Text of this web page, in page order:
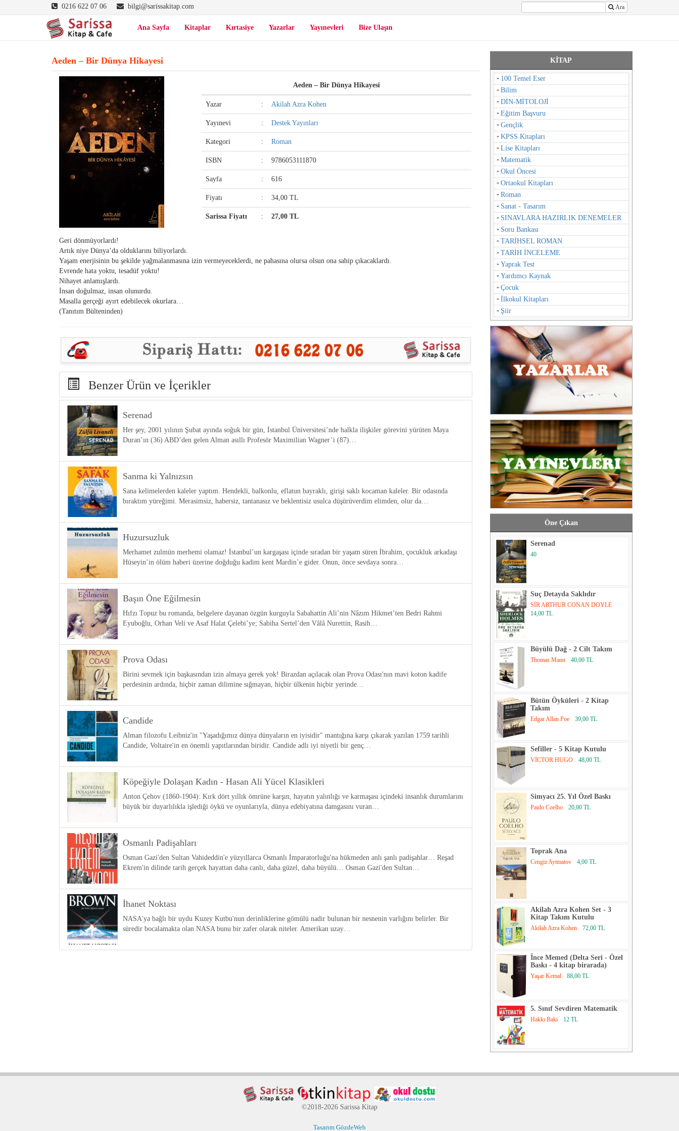
0216 622 07 06 bilgi@sarissakitap.com Ara
Ana Sayfa Kitaplar Kırtasiye Yazarlar Yayınevleri Bize Ulaşın
Aeden – Bir Dünya Hikayesi
Aeden – Bir Dünya Hikayesi
Yazar : Akilah Azra Kohen
Yayınevi : Destek Yayınları
Kategori : Roman
ISBN : 9786053111870
Sayfa : 616
Fiyatı : 34,00 TL
Sarissa Fiyatı : 27,00 TL
Geri dönmüyorlardı!
Artık niye Dünya’da olduklarını biliyorlardı.
Yaşam enerjisinin bu şekilde yağmalanmasına izin vermeyeceklerdi, ne pahasına olursa olsun ona sahip çıkacaklardı.
Evrende hata yoktu, tesadüf yoktu!
Nihayet anlamışlardı.
İnsan doğulmaz, insan olunurdu.
Masalla gerçeği ayırt edebilecek okurlara…
(Tanıtım Bülteninden)
Benzer Ürün ve İçerikler
Serenad
Her şey, 2001 yılının Şubat ayında soğuk bir gün, İstanbul Üniversitesi’nde halkla ilişkiler görevini yürüten Maya
Duran’ın (36) ABD’den gelen Alman asıllı Profesör Maximilian Wagner’i (87)…
Sanma ki Yalnızsın
Sana kelimelerden kaleler yaptım. Hendekli, balkonlu, eflatun bayraklı, girişi saklı kocaman kaleler. Bir odasında
bıraktım yüreğimi. Merasimsiz, habersiz, tantanasız ve beklentisiz usulca düşürüverdim elimden, olur da…
Huzursuzluk
Merhamet zulmün merhemi olamaz! İstanbul’un kargaşası içinde sıradan bir yaşam süren İbrahim, çocukluk arkadaşı
Hüseyin’in ölüm haberi üzerine doğduğu kadim kent Mardin’e gider. Onun, önce sevdaya sonra…
Başın Öne Eğilmesin
Hıfzı Topuz bu romanda, belgelere dayanan özgün kurguyla Sabahattin Ali’nin Nâzım Hikmet’ten Bedri Rahmi
Eyuboğlu, Orhan Veli ve Asaf Halat Çelebi’ye; Sabiha Sertel’den Vâlâ Nurettin, Rasih…
Prova Odası
Birini sevmek için başkasından izin almaya gerek yok! Birazdan açılacak olan Prova Odası'nın mavi koton kadife
perdesinin ardında, hiçbir zaman dilimine sığmayan, hiçbir ülkenin hiçbir yerinde…
Candide
Alman filozofu Leibniz'in "Yaşadığımız dünya dünyaların en iyisidir" mantığına karşı çıkarak yazılan 1759 tarihli
Candide, Voltaire'in en önemli yapıtlarından biridir. Candide adlı iyi niyetli bir genç…
Köpeğiyle Dolaşan Kadın - Hasan Ali Yücel Klasikleri
Anton Çehov (1860-1904): Kırk dört yıllık ömrüne karşın, hayatın yalınlığı ve karmaşası içindeki insanlık durumlarını
büyük bir duyarlılıkla işlediği öykü ve oyunlarıyla, dünya edebiyatına damgasını vuran…
Osmanlı Padişahları
Osman Gazi'den Sultan Vahideddin'e yüzyıllarca Osmanlı İmparatorluğu'na hükmeden anlı şanlı padişahlar… Reşad
Ekrem'in dilinde tarih gerçek hayattan daha canlı, daha güzel, daha büyülü… Osman Gazi'den Sultan…
İhanet Noktası
NASA'ya bağlı bir uydu Kuzey Kutbu'nun derinliklerine gömülü nadir bulunan bir nesnenin varlığını belirler. Bir
süredir bocalamakta olan NASA bunu bir zafer olarak niteler. Amerikan uzay…
KİTAP
100 Temel Eser
Bilim
DİN-MİTOLOJİ
Eğitim Başvuru
Gençlik
KPSS Kitapları
Lise Kitapları
Matematik
Okul Öncesi
Ortaokul Kitapları
Roman
Sanat - Tasarım
SINAVLARA HAZIRLIK DENEMELER
Soru Bankası
TARİHSEL ROMAN
TARİH İNCELEME
Yaprak Test
Yardımcı Kaynak
Çocuk
İlkokul Kitapları
Şiir
Öne Çıkan
Serenad
40
Suç Detayda Saklıdır
SİR ARTHUR CONAN DOYLE
14,00 TL
Büyülü Dağ - 2 Cilt Takım
Thomas Mann 40,00 TL
Bütün Öyküleri - 2 Kitap
Takım
Edgar Allan Poe 39,00 TL
Sefiller - 5 Kitap Kutulu
VİCTOR HUGO 48,00 TL
Simyacı 25. Yıl Özel Baskı
Paulo Coelho 20,00 TL
Toprak Ana
Cengiz Aytmatov 4,00 TL
Akilah Azra Kohen Set - 3
Kitap Takım Kutulu
Akilah Azra Kohen 72,00 TL
İnce Memed (Delta Seri - Özel
Baskı - 4 kitap birarada)
Yaşar Kemal 88,00 TL
5. Sınıf Sevdiren Matematik
Hakkı Baki 12 TL
©2018-2026 Sarissa Kitap
Tasarım GözdeWeb